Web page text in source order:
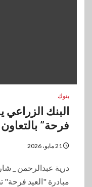
بنوك
البنك
فرحة”
درية عبدالرحمن _
مبادرة "العيد